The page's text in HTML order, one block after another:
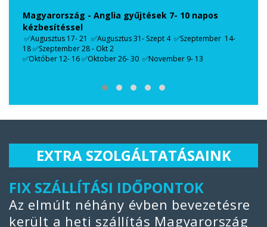
Magyarország - Anglia gyűjtések 7- 10 napos
kézbesítéssel
✅Augusztus 17- 21 ✅Augusztus 31- Szept 4 ✅Szeptember 14-
18 ✅Szeptember 28 - Okt 2
✅Október 12- 16 ✅Oktober 26- 30 ✅November 9- 13
EXTRA SZOLGÁLTATÁSAINK
FIX SZÁLLÍTÁSI IDŐPONTOK
Az elmúlt néhány évben bevezetésre
került a heti szállítás Magyarország